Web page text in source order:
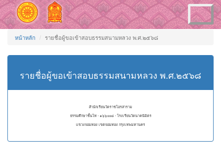
Toggle
navigation
หน้าหลัก รายชื่อผู้ขอเข้าสอบธรรมสนามหลวง พ.ศ.๒๕๖๘
รายชื่อผู้ขอเข้าสอบธรรมสนามหลวง พ.ศ.๒๕๖๘
สำนักเรียนวัดราชโอรสาราม
ธรรมศึกษาชั้นโท - ๑๖๖๐๐๘ - โรงเรียนวัดนาคนิมิตร
แขวงจอมทอง เขตจอมทอง กรุงเทพมหานคร